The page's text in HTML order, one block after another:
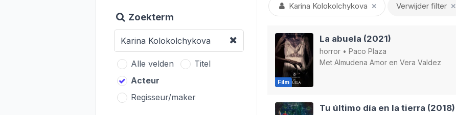
Zoekterm
Alle velden
Titel
Acteur
Regisseur/maker
Karina Kolokolchykova ✕ Verwijder filter ✕
Film
La abuela (2021)
horror • Paco Plaza
Met Almudena Amor en Vera Valdez
Tu último día en la tierra (2018)